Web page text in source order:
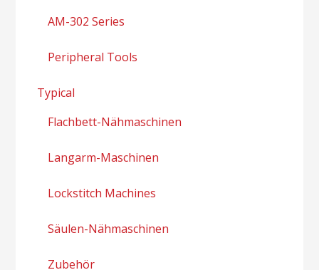
AM-302 Series
Peripheral Tools
Typical
Flachbett-Nähmaschinen
Langarm-Maschinen
Lockstitch Machines
Säulen-Nähmaschinen
Zubehör